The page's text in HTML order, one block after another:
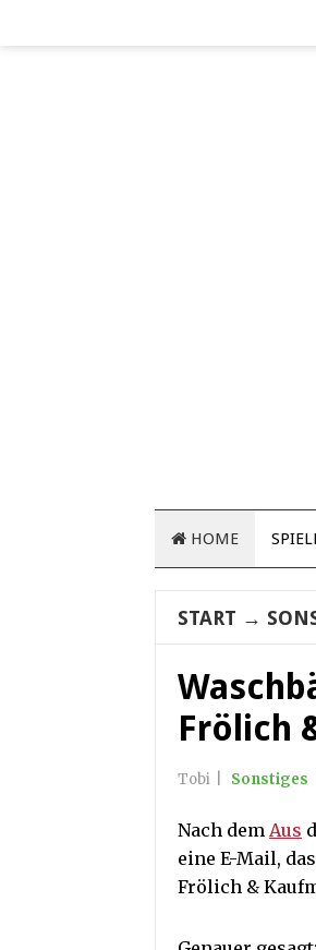
HOME
START →
Frölich
Tobi Sonstiges
Nach dem Aus
eine E-Mail,
Frölich &